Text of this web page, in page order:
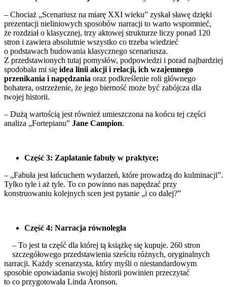
– Chociaż „Scenariusz na miarę XXI wieku” zyskał sławę dzięki
prezentacji nieliniowych sposobów narracji to warto wspomnieć,
że rozdział o klasycznej, trzy aktowej strukturze liczy ponad 120
stron i zawiera absolutnie wszystko co trzeba wiedzieć
o podstawach budowania klasycznego scenariusza.
Z przedstawionych tutaj pomysłów, podpowiedzi i porad najbardziej
spodobała mi się idea linii akcji i relacji, ich wzajemnego
przenikania i napędzania oraz podkreślenie roli głównego
bohatera, ostrzeżenie, że jego bierność może być zabójcza dla
twojej historii.
– Dużą wartością jest również umieszczona na końcu tej części
analiza „Fortepianu” Jane Campion.
Część 3: Zaplatanie fabuły w praktyce;
– „Fabuła jest łańcuchem wydarzeń, które prowadzą do kulminacji”.
Tylko tyle i aż tyle. To co powinno nas napędzać przy
konstruowaniu kolejnych scen jest pytanie „i co dalej?”
Część 4: Narracja równoległa
– To jest ta część dla której tą książkę się kupuje. 260 stron
szczegółowego przedstawienia sześciu różnych, oryginalnych
narracji. Każdy scenarzysta, który myśli o niestandardowym
sposobie opowiadania swojej historii powinien przeczytać
to co przygotowała Linda Aronson.